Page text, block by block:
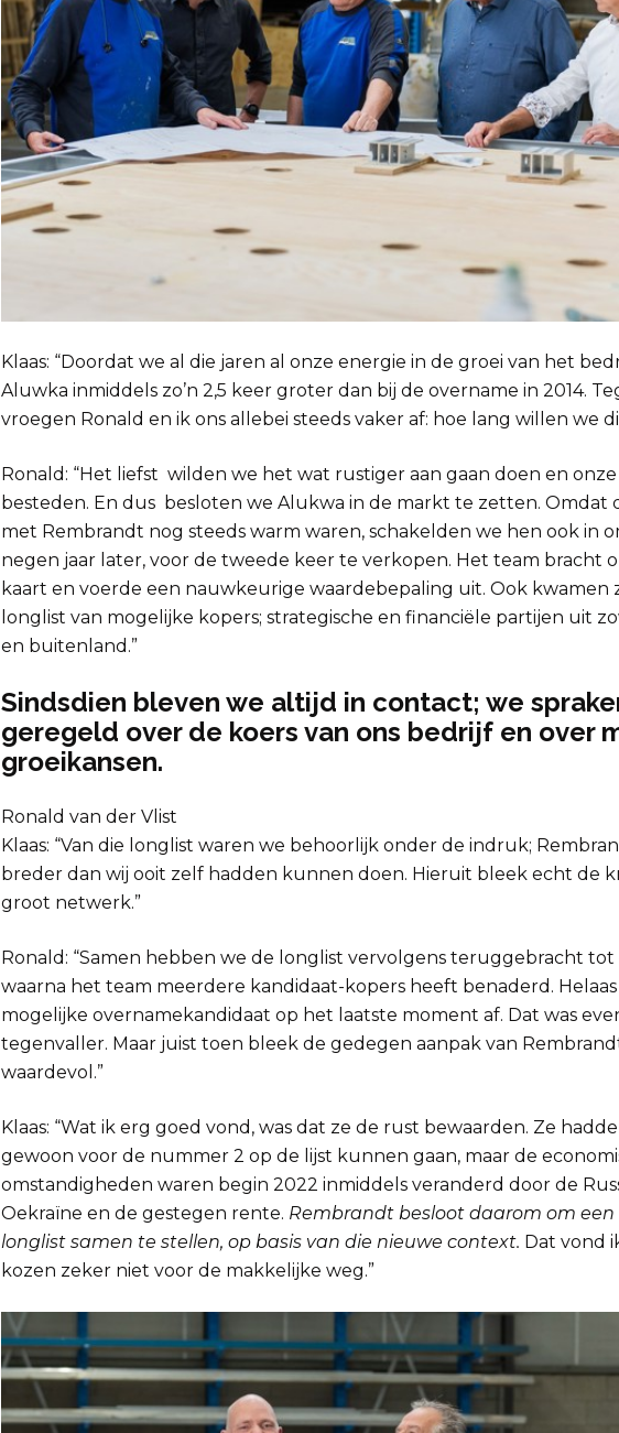
Klaas: “Doordat we al die jaren al onze energie in de groei van het
Aluwka inmiddels zo’n 2,5 keer groter dan bij de overname in 2014.
vroegen Ronald en ik ons allebei steeds vaker af: hoe lang willen we
Ronald: “Het liefst wilden we het wat rustiger aan gaan doen en
besteden. En dus besloten we Alukwa in de markt te zetten. Omdat
met Rembrandt nog steeds warm waren, schakelden we hen ook in
negen jaar later, voor de tweede keer te verkopen. Het team bracht
kaart en voerde een nauwkeurige waardebepaling uit. Ook kwamen
longlist van mogelijke kopers; strategische en financiële partijen uit
en buitenland.”
Sindsdien bleven we altijd in contact; we
geregeld over de koers van ons bedrijf en over
groeikansen.
Ronald van der Vlist
Klaas: “Van die longlist waren we behoorlijk onder de indruk;
breder dan wij ooit zelf hadden kunnen doen. Hieruit bleek echt de
groot netwerk.”
Ronald: “Samen hebben we de longlist vervolgens teruggebracht tot
waarna het team meerdere kandidaat-kopers heeft benaderd.
mogelijke overnamekandidaat op het laatste moment af. Dat was
tegenvaller. Maar juist toen bleek de gedegen aanpak van
waardevol.”
Klaas: “Wat ik erg goed vond, was dat ze de rust bewaarden. Ze
gewoon voor de nummer 2 op de lijst kunnen gaan, maar de
omstandigheden waren begin 2022 inmiddels veranderd door de
Oekraïne en de gestegen rente. Rembrandt besloot daarom om een
longlist samen te stellen, op basis van die nieuwe context. Dat vond
kozen zeker niet voor de makkelijke weg.”